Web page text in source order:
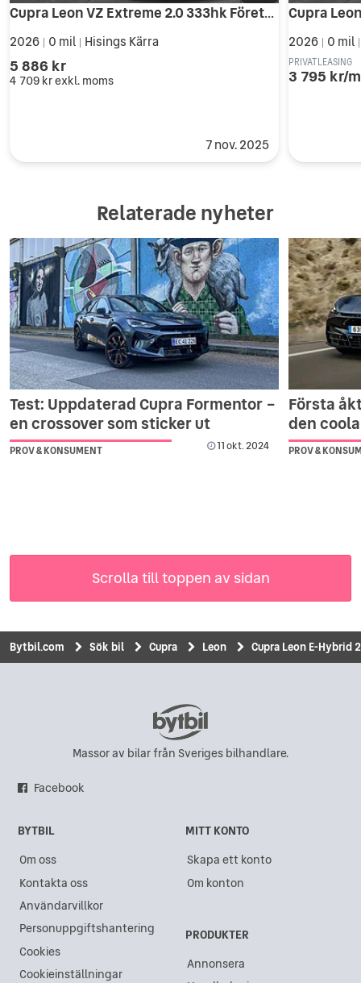
Cupra Leon VZ Extreme 2.0 333hk Företagsleasing som Tjänstebil
2026 0 mil Hisings Kärra
5 886 kr
4 709 krexkl. moms
7 nov. 2025
2026 0 mil
PRIVATLEASING
3 795 kr/
Relaterade nyheter
Test: Uppdaterad Cupra Formentor –
en crossover som sticker ut
PROV & KONSUMENT 11 okt. 2024
Första
den
PROV &
Scrolla till toppen av sidan
Bytbil.com Sök bil Cupra Leon Cupra Leon E-Hybrid
Massor av bilar från Sveriges bilhandlare.
Facebook
BYTBIL
Om oss
Kontakta oss
Användarvillkor
Personuppgiftshantering
Cookies
Cookieinställningar
MITT KONTO
Skapa ett konto
Om konton
PRODUKTER
Annonsera